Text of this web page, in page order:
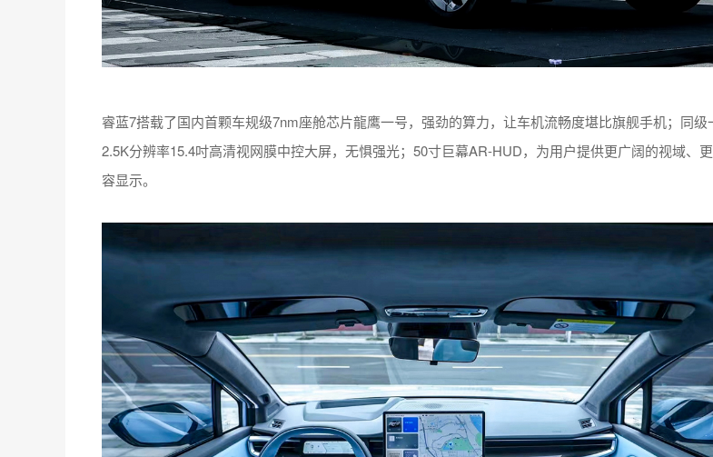
睿蓝7搭载了国内首颗车规级7nm座舱芯片龍鹰一号，强劲的算力，让车机流畅度堪比旗舰手机；同级
2.5K分辨率15.4吋高清视网膜中控大屏，无惧强光；50寸巨幕AR-HUD，为用户提供更广阔的视域、
容显示。